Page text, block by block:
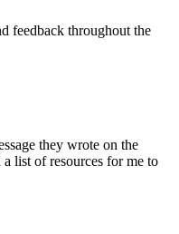
feedback throughout the
they wrote on the
list of resources for me to